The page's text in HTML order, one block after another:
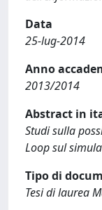
Data
25-lug-2014
Anno
2013/2014
Abstract in
Studi sulla
Loop sul
Tipo di
Tesi di laurea